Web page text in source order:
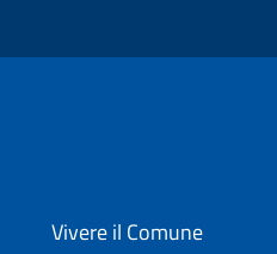
Vivere il Comune